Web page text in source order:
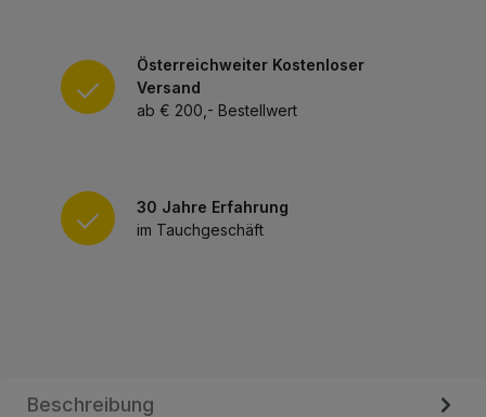
Österreichweiter Kostenloser
Versand
ab € 200,- Bestellwert
30 Jahre Erfahrung
im Tauchgeschäft
Beschreibung